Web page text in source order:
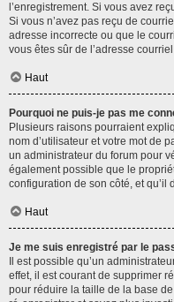
l’enregistrement. Si vous avez
Si vous n’avez pas reçu de
adresse incorrecte ou que le
vous êtes sûr de l’adresse
Haut
Pourquoi ne puis-je pas me
Plusieurs raisons pourraient
nom d’utilisateur et votre mot de
un administrateur du forum pour
également possible que le
configuration de son côté, et qu’il
Haut
Je me suis enregistré par le
Il est possible qu’un
effet, il est courant de supprimer
pour réduire la taille de la base